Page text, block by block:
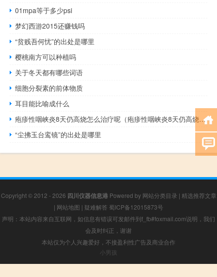
01mpa等于多少psi
梦幻西游2015还赚钱吗
“贫贱吾何忧”的出处是哪里
樱桃南方可以种植吗
关于冬天都有哪些词语
细胞分裂素的前体物质
耳目能比喻成什么
疱疹性咽峡炎8天仍高烧怎么治疗呢（疱疹性咽峡炎8天仍高烧怎么治疗）
“尘拂玉台鸾镜”的出处是哪里
Copyright © 2012 - 2026 四川仪器信息港Powered by 网站分类目录 | 精选推荐文章
| 网站地图 | 疑难解答 蜀ICP备12015873号
声明：本站内容来自互联网，如信息有错误可发邮件到f_fb#foxmail.com说明，我们
会及时纠正，谢谢
本站仅为个人兴趣爱好，不接盈利性广告及商业合作
小男孩